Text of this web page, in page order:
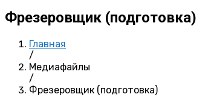
Фрезеровщик (подготовка)
Главная
/
Медиафайлы
/
Фрезеровщик (подготовка)